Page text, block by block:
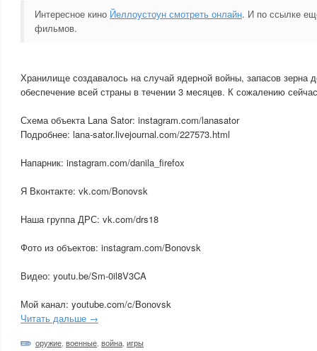
Интересное кино Йеллоустоун смотреть онлайн. И по ссылке
фильмов.
Хранилище создавалось на случай ядерной войны, запасов зерна
обеспечение всей страны в течении 3 месяцев. К сожалению
Схема объекта Lana Sator: instagram.com/lanasator
Подробнее: lana-sator.livejournal.com/227573.html
Напарник: instagram.com/danila_firefox
Я Вконтакте: vk.com/Bonovsk
Наша группа ДРС: vk.com/drs18
Фото из объектов: instagram.com/Bonovsk
Видео: youtu.be/Sm-0il8V3CA
Мой канал: youtube.com/c/Bonovsk
Читать дальше →
оружие военные война игры